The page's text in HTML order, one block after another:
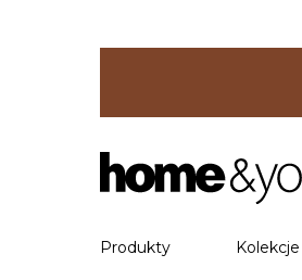
Produkty Kolekcje